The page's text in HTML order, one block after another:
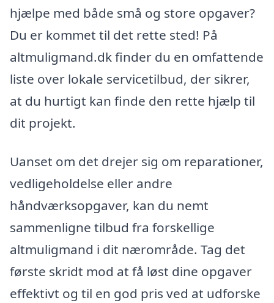
hjælpe med både små og store opgaver?
Du er kommet til det rette sted! På
altmuligmand.dk finder du en omfattende
liste over lokale servicetilbud, der sikrer,
at du hurtigt kan finde den rette hjælp til
dit projekt.
Uanset om det drejer sig om reparationer,
vedligeholdelse eller andre
håndværksopgaver, kan du nemt
sammenligne tilbud fra forskellige
altmuligmand i dit nærområde. Tag det
første skridt mod at få løst dine opgaver
effektivt og til en god pris ved at udforske